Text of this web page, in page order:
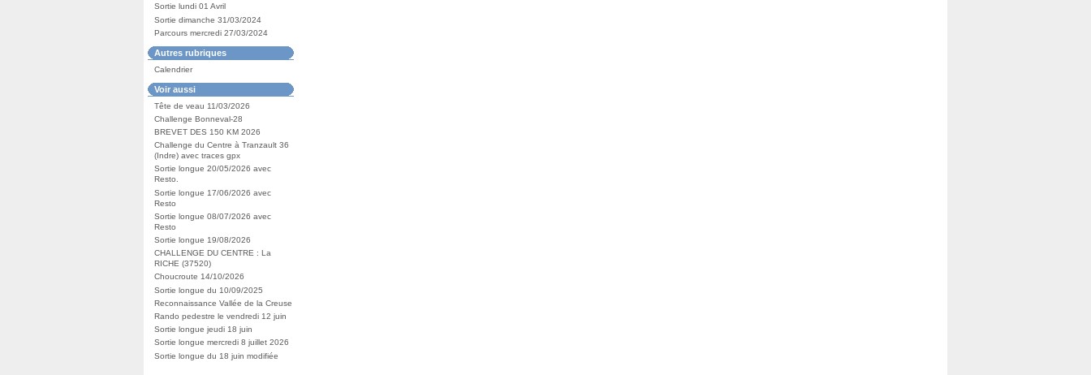
Sortie lundi 01 Avril
Sortie dimanche 31/03/2024
Parcours mercredi 27/03/2024
Autres rubriques
Calendrier
Voir aussi
Tête de veau 11/03/2026
Challenge Bonneval-28
BREVET DES 150 KM 2026
Challenge du Centre à Tranzault 36
(Indre) avec traces gpx
Sortie longue 20/05/2026 avec
Resto.
Sortie longue 17/06/2026 avec
Resto
Sortie longue 08/07/2026 avec
Resto
Sortie longue 19/08/2026
CHALLENGE DU CENTRE : La
RICHE (37520)
Choucroute 14/10/2026
Sortie longue du 10/09/2025
Reconnaissance Vallée de la Creuse
Rando pedestre le vendredi 12 juin
Sortie longue jeudi 18 juin
Sortie longue mercredi 8 juillet 2026
Sortie longue du 18 juin modifiée